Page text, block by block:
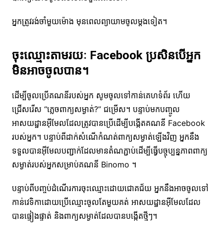
អ្នកត្រូវរង់ចាំមួយម៉ោង មុនពេលព្យាយាមចូលម្តងទៀត។
ចុះឈ្មោះតាមរយៈ Facebook ប្រសិនបើអ្នក
មិនអាចចូលបាន។
ដើម្បីចូលប្រើគណនីរបស់អ្នក សូមចូលទៅកាន់គេហទំព័រ ហើយ
ជ្រើសរើស “ភ្លេចពាក្យសម្ងាត់?” ជម្រើស។ បន្ទាប់មកបញ្ចូល
អាសយដ្ឋានអ៊ីមែលដែលត្រូវបានប្រើដើម្បីបង្កើតគណនី Facebook
របស់អ្នក។ បន្ទាប់ពីដាក់សំណើកំណត់ពាក្យសម្ងាត់ឡើងវិញ អ្នកនឹង
ទទួលបានអ៊ីមែលបញ្ជាក់ដែលមានតំណភ្ជាប់ដើម្បីធ្វើបច្ចុប្បន្នភាពពាក្យ
សម្ងាត់របស់អ្នកសម្រាប់គណនី Binomo ។
បន្ទាប់ពីបញ្ចប់ដំណើរការចុះឈ្មោះដោយជោគជ័យ អ្នកនឹងអាចចូលទៅ
កាន់វេទិកាដោយប្រើឈ្មោះចូលតែមួយគត់ អាសយដ្ឋានអ៊ីមែលដែល
បានផ្ទៀងផ្ទាត់ និងពាក្យសម្ងាត់ដែលបានបង្កើតថ្មីៗ។